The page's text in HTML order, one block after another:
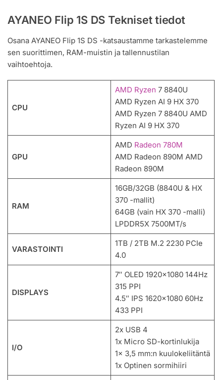
AYANEO Flip 1S DS Tekniset tiedot
Osana AYANEO Flip 1S DS -katsaustamme tarkastelemme
sen suorittimen, RAM-muistin ja tallennustilan
vaihtoehtoja.
CPU
AMD Ryzen 7 8840U
AMD Ryzen AI 9 HX 370
AMD Ryzen 7 8840U AMD
Ryzen AI 9 HX 370
GPU
AMD Radeon 780M
AMD Radeon 890M AMD
Radeon 890M
RAM
16GB/32GB (8840U & HX
370 -mallit)
64GB (vain HX 370 -malli)
LPDDR5X 7500MT/s
VARASTOINTI
1TB / 2TB M.2 2230 PCIe
4.0
DISPLAYS
7″ OLED 1920×1080 144Hz
315 PPI
4.5″ IPS 1620×1080 60Hz
433 PPI
I/O
2x USB 4
1x Micro SD-kortinlukija
1x 3,5 mm:n kuulokeliitäntä
1x Optinen sormihiiri